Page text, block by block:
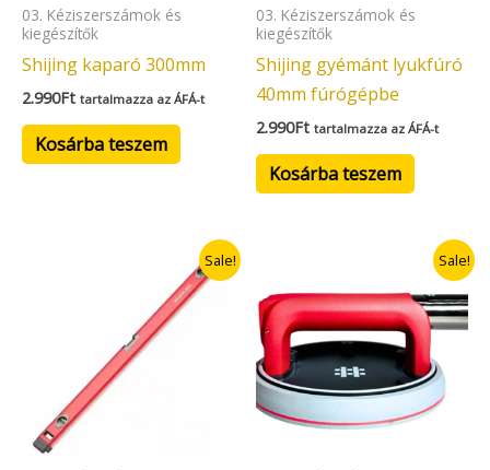
03. Kéziszerszámok és
kiegészítők
Shijing kaparó 300mm
2.990Ft tartalmazza az ÁFÁ-t
Kosárba teszem
03. Kéziszerszámok és
kiegészítők
Shijing gyémánt lyukfúró
40mm fúrógépbe
2.990Ft tartalmazza az ÁFÁ-t
Kosárba teszem
Sale!
4.543Ft.
Sale!
was:
34.900Ft.
Current
is:
32.900Ft.